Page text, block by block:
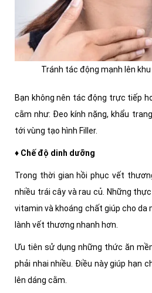
Tránh tác động mạnh lên
Bạn không nên tác động trực tiếp
cằm như: Đeo kính nặng, khẩu
tới vùng tạo hình Filler.
♦ Chế độ dinh dưỡng
Trong thời gian hồi phục vết
nhiều trái cây và rau củ. Những
vitamin và khoáng chất giúp cho da
lành vết thương nhanh hơn.
Ưu tiên sử dụng những thức ăn
phải nhai nhiều. Điều này giúp hạn
lên dáng cằm.